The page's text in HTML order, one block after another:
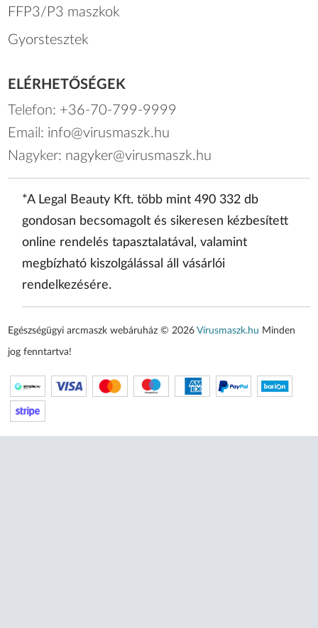
FFP3/P3 maszkok
Gyorstesztek
ELÉRHETŐSÉGEK
Telefon: +36-70-799-9999
Email: info@virusmaszk.hu
Nagyker: nagyker@virusmaszk.hu
*A Legal Beauty Kft. több mint 490 332 db
gondosan becsomagolt és sikeresen kézbesített
online rendelés tapasztalatával, valamint
megbízható kiszolgálással áll vásárlói
rendelkezésére.
Egészségügyi arcmaszk webáruház © 2026Vírusmaszk.hu Minden
jog fenntartva!